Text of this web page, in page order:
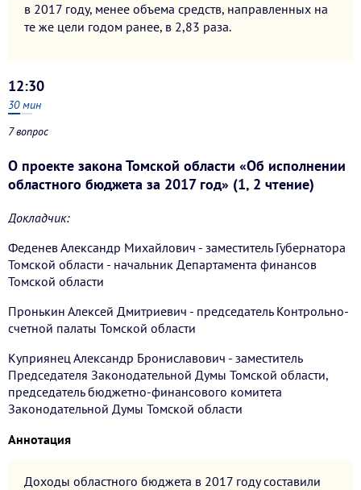
в 2017 году, менее объема средств, направленных на
те же цели годом ранее, в 2,83 раза.
12:30
30мин
7 вопрос
О проекте закона Томской области «Об исполнении
областного бюджета за 2017 год» (1, 2 чтение)
Докладчик:
Феденев Александр Михайлович - заместитель Губернатора
Томской области - начальник Департамента финансов
Томской области
Пронькин Алексей Дмитриевич - председатель Контрольно-
счетной палаты Томской области
Куприянец Александр Брониславович - заместитель
Председателя Законодательной Думы Томской области,
председатель бюджетно-финансового комитета
Законодательной Думы Томской области
Аннотация
Доходы областного бюджета в 2017 году составили